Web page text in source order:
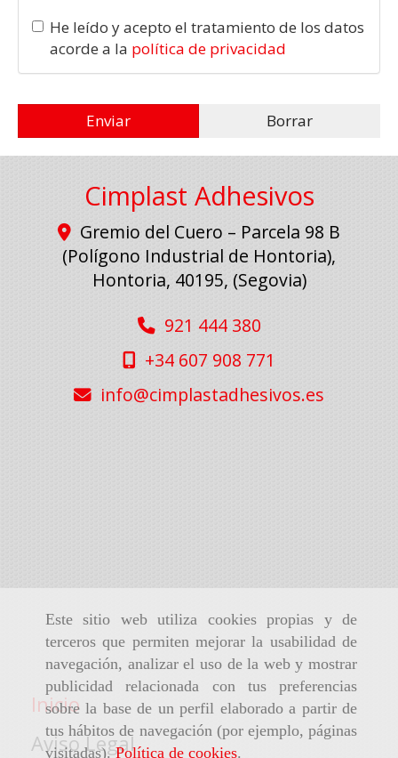
Este sitio web utiliza cookies propias y de
terceros que permiten mejorar la usabilidad de
navegación, analizar el uso de la web y mostrar
publicidad relacionada con tus preferencias
sobre la base de un perfil elaborado a partir de
tus hábitos de navegación (por ejemplo, páginas
visitadas).Política de cookies.
He leído y acepto el tratamiento de los datos
acorde a la política de privacidad
Enviar Borrar
Cimplast Adhesivos
Gremio del Cuero – Parcela 98 B
(Polígono Industrial de Hontoria),
Hontoria, 40195, (Segovia)
921 444 380
+34 607 908 771
info
cimplastadhesivos.es
Inicio
Aviso Legal